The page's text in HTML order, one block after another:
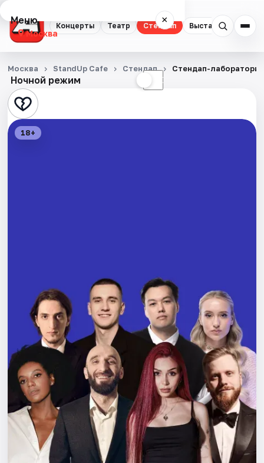
Концерты Театр Стендап Выставки
Меню ×
Москва
Концерты
Театр
Стендап
Города
Площадки
Артисты
Рейтинги
Ночной режим ☾
Москва StandUp Cafe Стендап Стендап-лаборатория
18+